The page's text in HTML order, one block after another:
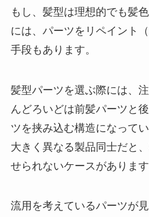
もし、髪型は理想的でも髪
には、パーツをリペイント
手段もあります。
髪型パーツを選ぶ際には、
んどろいどは前髪パーツと
ツを挟み込む構造になって
大きく異なる製品同士だと
せられないケースがあります
流用を考えているパーツが